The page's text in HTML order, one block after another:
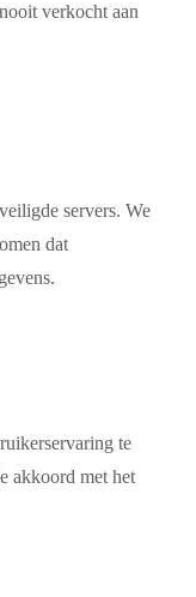
verkocht aan
servers. We
dat
te
akkoord met het